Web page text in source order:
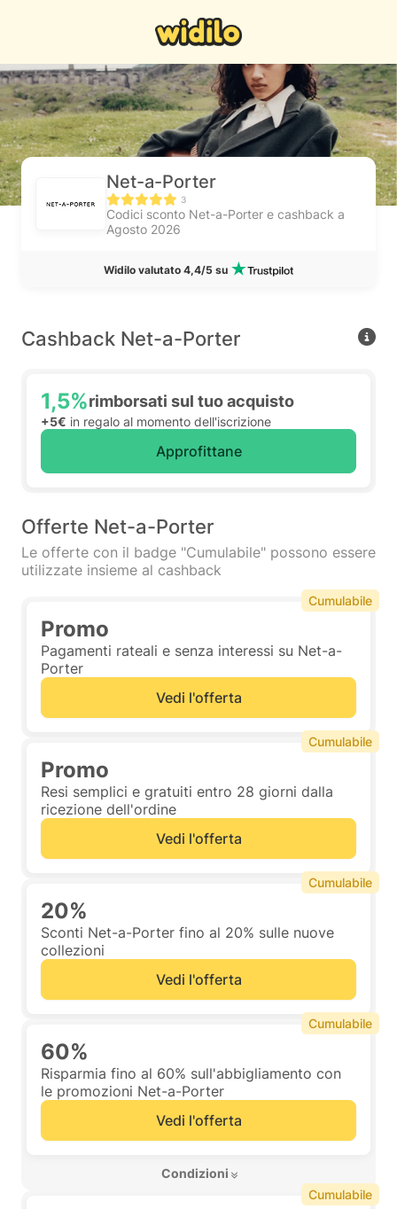
Net-a-Porter
3
Codici sconto Net-a-Porter e cashback a
Agosto 2026
Widilo valutato 4,4/5 su
Cashback Net-a-Porter
1,5%rimborsati sul tuo acquisto
+5€ in regalo al momento dell'iscrizione
Approfittane
Offerte Net-a-Porter
Le offerte con il badge "Cumulabile" possono essere
utilizzate insieme al cashback
Promo
Pagamenti rateali e senza interessi su Net-a-
Porter
Vedi l'offerta
Cumulabile
Promo
Resi semplici e gratuiti entro 28 giorni dalla
ricezione dell'ordine
Vedi l'offerta
Cumulabile
20%
Sconti Net-a-Porter fino al 20% sulle nuove
collezioni
Vedi l'offerta
Cumulabile
60%
Risparmia fino al 60% sull'abbigliamento con
le promozioni Net-a-Porter
Vedi l'offerta
Condizioni
Cumulabile
Cumulabile